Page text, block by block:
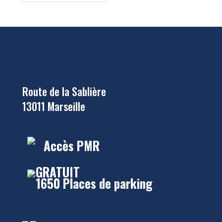
Route de la Sablière
13011 Marseille
Accès PMR
GRATUIT
1650 Places de parking